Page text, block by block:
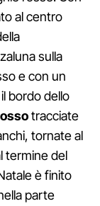
al centro
sulla
e con un
bordo dello
tracciate
tornate al
termine del
è finito
parte